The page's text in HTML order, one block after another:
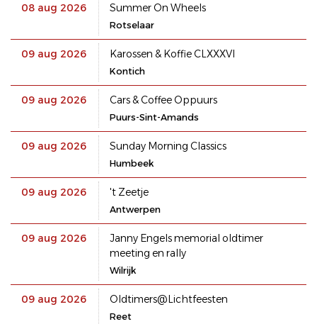
08 aug 2026 Summer On Wheels
Rotselaar
09 aug 2026 Karossen & Koffie CLXXXVI
Kontich
09 aug 2026 Cars & Coffee Oppuurs
Puurs-Sint-Amands
09 aug 2026 Sunday Morning Classics
Humbeek
09 aug 2026 't Zeetje
Antwerpen
09 aug 2026
Janny Engels memorial oldtimer
meeting en rally
Wilrijk
09 aug 2026 Oldtimers@Lichtfeesten
Reet